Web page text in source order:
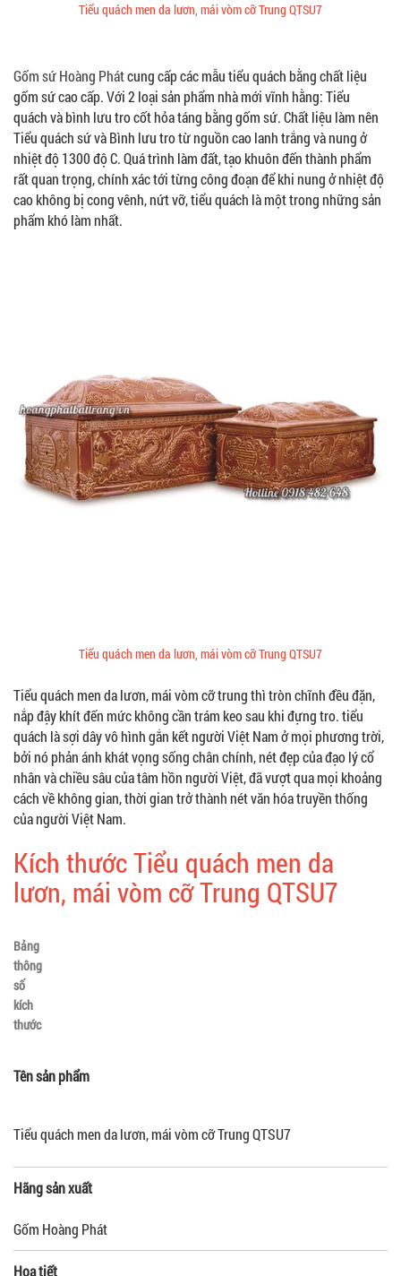
Tiểu quách men da lươn, mái vòm cỡ Trung QTSU7
Gốm sứ Hoàng Phátcung cấp các mẫu tiểu quách bằng chất liệu
gốm sứ cao cấp. Với 2 loại sản phẩm nhà mới vĩnh hằng: Tiểu
quách và bình lưu tro cốt hỏa táng bằng gốm sứ. Chất liệu làm nên
Tiểu quách sứ và Bình lưu tro từ nguồn cao lanh trắng và nung ở
nhiệt độ 1300 độ C. Quá trình làm đất, tạo khuôn đến thành phẩm
rất quan trọng, chính xác tới từng công đoạn để khi nung ở nhiệt độ
cao không bị cong vênh, nứt vỡ, tiểu quách là một trong những sản
phẩm khó làm nhất.
Tiểu quách men da lươn, mái vòm cỡ Trung QTSU7
Tiểu quách men da lươn, mái vòm cỡ trung thì tròn chĩnh đều đặn,
nắp đậy khít đến mức không cần trám keo sau khi đựng tro. tiểu
quách là sợi dây vô hình gắn kết người Việt Nam ở mọi phương trời,
bởi nó phản ánh khát vọng sống chân chính, nét đẹp của đạo lý cổ
nhân và chiều sâu của tâm hồn người Việt, đã vượt qua mọi khoảng
cách về không gian, thời gian trở thành nét văn hóa truyền thống
của người Việt Nam.
Kích thước Tiểu quách men da
lươn, mái vòm cỡ Trung QTSU7
Bảng
thông
số
kích
thước
Tên sản phẩm
Tiểu quách men da lươn, mái vòm cỡ Trung QTSU7
Hãng sản xuất
Gốm Hoàng Phát
Họa tiết